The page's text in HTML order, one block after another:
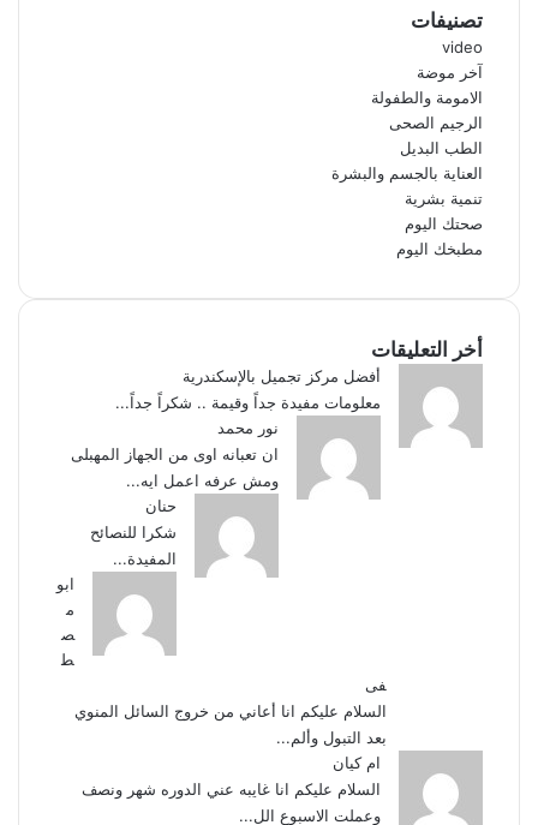
تصنيفات
video
آخر موضة
الامومة والطفولة
الرجيم الصحى
الطب البديل
العناية بالجسم والبشرة
تنمية بشرية
صحتك اليوم
مطبخك اليوم
أخر التعليقات
أفضل مركز تجميل بالإسكندرية
معلومات مفيدة جداً وقيمة .. شكراً جداً...
نور محمد
ان تعبانه اوى من الجهاز المهبلى
ومش عرفه اعمل ايه...
حنان
شكرا للنصائح
المفيدة...
ابو
م
ص
ط
فى
السلام عليكم انا أعاني من خروج السائل المنوي
بعد التبول وألم...
ام كيان
السلام عليكم انا غايبه عني الدوره شهر ونصف
وعملت الاسبوع الل...